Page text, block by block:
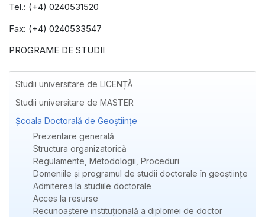
Tel.: (+4) 0240531520
Fax: (+4) 0240533547
PROGRAME DE STUDII
Studii universitare de LICENȚĂ
Studii universitare de MASTER
Școala Doctorală de Geoștiințe
Prezentare generală
Structura organizatorică
Regulamente, Metodologii, Proceduri
Domeniile și programul de studii doctorale în geoștiințe
Admiterea la studiile doctorale
Acces la resurse
Recunoaștere instituțională a diplomei de doctor